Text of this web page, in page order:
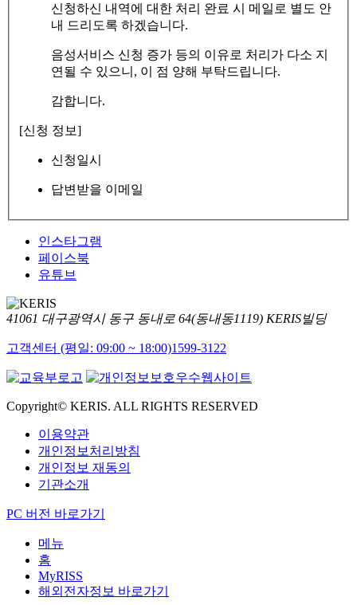
신청하신 내역에 대한 처리 완료 시 메일로 별도 안
내 드리도록 하겠습니다.
음성서비스 신청 증가 등의 이유로 처리가 다소 지
연될 수 있으니, 이 점 양해 부탁드립니다.
감합니다.
[신청 정보]
신청일시
답변받을 이메일
인스타그램
페이스북
유튜브
41061 대구광역시 동구 동내로 64(동내동1119) KERIS빌딩
고객센터 (평일: 09:00 ~ 18:00)1599-3122
Copyright© KERIS. ALL RIGHTS RESERVED
이용약관
개인정보처리방침
개인정보 재동의
기관소개
PC 버전 바로가기
메뉴
홈
MyRISS
해외전자정보 바로가기